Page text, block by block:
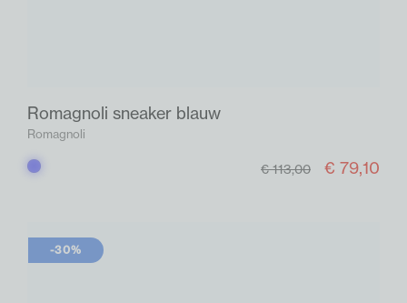
Romagnoli sneaker blauw
Romagnoli
Blauw € 113,00 € 79,10
-30%